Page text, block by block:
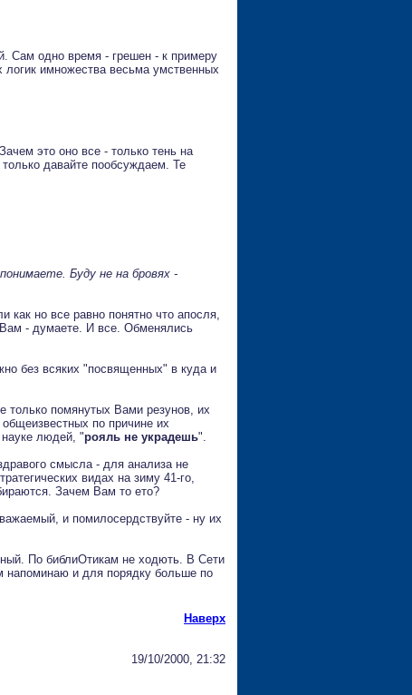
Сам одно время - грешен - к примеру
имножества весьма умственных
это оно все - только тень на
давайте пообсуждаем. Те
Буду не на бровях -
но все равно понятно что апосля,
Вам - думаете. И все. Обменялись
без всяких "посвященных" в куда и
только помянутых Вами резунов, их
по причине их
людей, "рояль не украдешь".
смысла - для анализа не
видах на зиму 41-го,
Зачем Вам то ето?
и помилосердствуйте - ну их
По библиОтикам не ходють. В Сети
напоминаю и для порядку больше по
Наверх
19/10/2000, 21:32